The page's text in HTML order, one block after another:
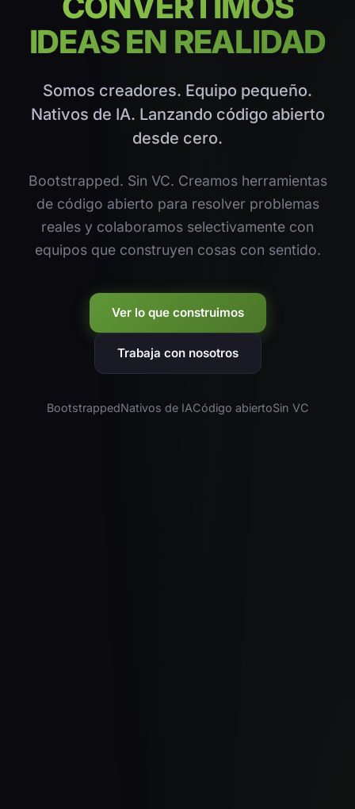
IDEAS EN REALIDAD
Somos creadores. Equipo pequeño.
Nativos de IA. Lanzando código abierto
desde cero.
Bootstrapped. Sin VC. Creamos herramientas
de código abierto para resolver problemas
reales y colaboramos selectivamente con
equipos que construyen cosas con sentido.
Ver lo que construimos
Trabaja con nosotros
BootstrappedNativos de IACódigo abiertoSin VC